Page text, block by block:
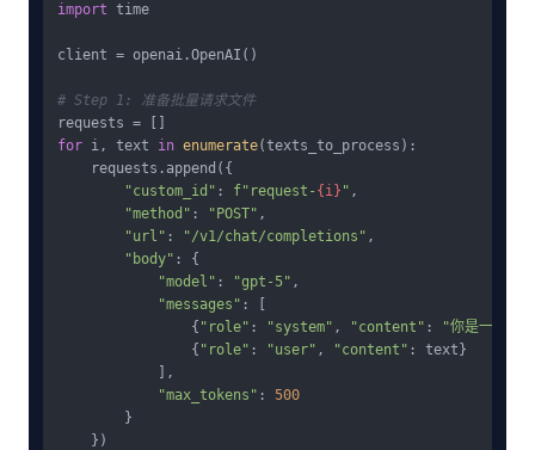
import time
client = openai.OpenAI()
# Step 1: 准备批量请求文件
for i, text in enumerate(texts_to_process):
    requests.append({
"custom_id" : f"request- {i} " ,
"method" : "POST" ,
"url" : "/v1/chat/completions" ,
"body" : {
"model" : "gpt-5" ,
"messages" : [
                {
"role" : "system" , "content" :
"你是一个专
                {
"role" : "user" , "content" : text}
            ],
"max_tokens" : 500
        }
    })